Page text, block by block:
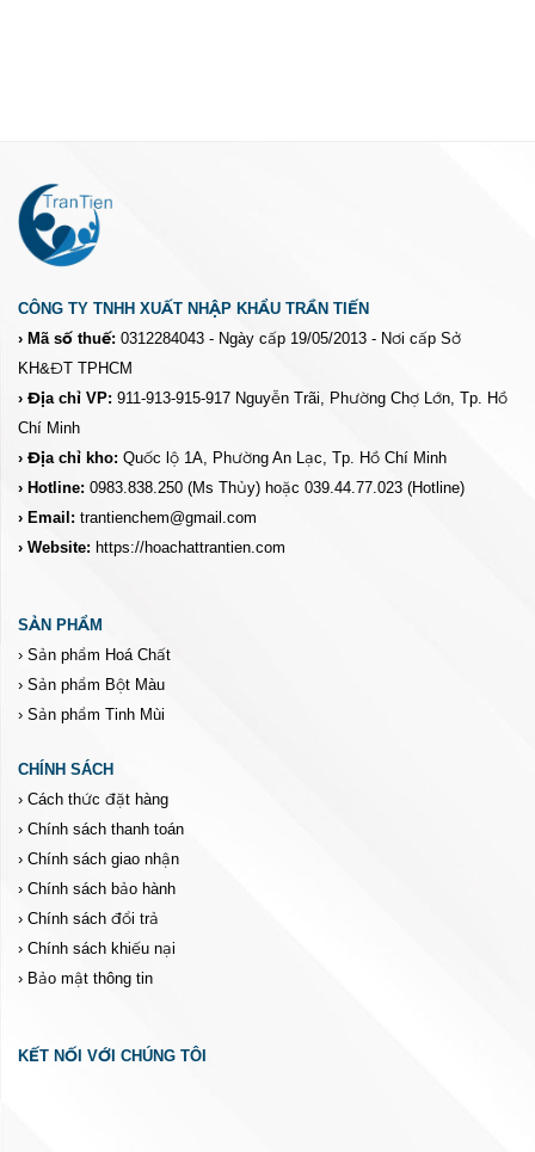
CÔNG TY TNHH XUẤT NHẬP KHẨU TRẦN TIẾN
› Mã số thuế: 0312284043 - Ngày cấp 19/05/2013 - Nơi cấp Sở
KH&ĐT TPHCM
› Địa chỉ VP: 911-913-915-917 Nguyễn Trãi, Phường Chợ Lớn, Tp. Hồ
Chí Minh
› Địa chỉ kho: Quốc lộ 1A, Phường An Lạc, Tp. Hồ Chí Minh
› Hotline: 0983.838.250(Ms Thủy) hoặc 039.44.77.023(Hotline)
› Email: trantienchem@gmail.com
› Website: https://hoachattrantien.com
SẢN PHẨM
› Sản phẩm Hoá Chất
› Sản phẩm Bột Màu
› Sản phẩm Tinh Mùi
CHÍNH SÁCH
› Cách thức đặt hàng
› Chính sách thanh toán
› Chính sách giao nhận
› Chính sách bảo hành
› Chính sách đổi trả
› Chính sách khiếu nại
› Bảo mật thông tin
KẾT NỐI VỚI CHÚNG TÔI